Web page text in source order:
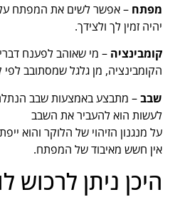
מפתח – אפשר לשים את המפתח
יהיה זמין לך ולצידך.
קומבינציה – מי שאוהב לפענח
הקומבינציה, מן גלגל שמסתובב
שבב– מתבצע באמצעות שבב
לעשות הוא להעביר את השבב
על מנגנון הזיהוי של הלוקר והוא
אין חשש מאיבוד של המפתח.
היכן ניתן לרכוש